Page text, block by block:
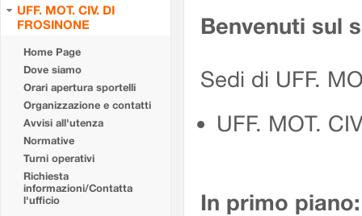
UFF. MOT. CIV. DI
FROSINONE
Home Page
Dove siamo
Orari apertura sportelli
Organizzazione e contatti
Avvisi all'utenza
Normative
Turni operativi
Richiesta
informazioni/Contatta
l'ufficio
Benvenuti sul
Sedi di UFF.
UFF. MOT.
In primo piano: